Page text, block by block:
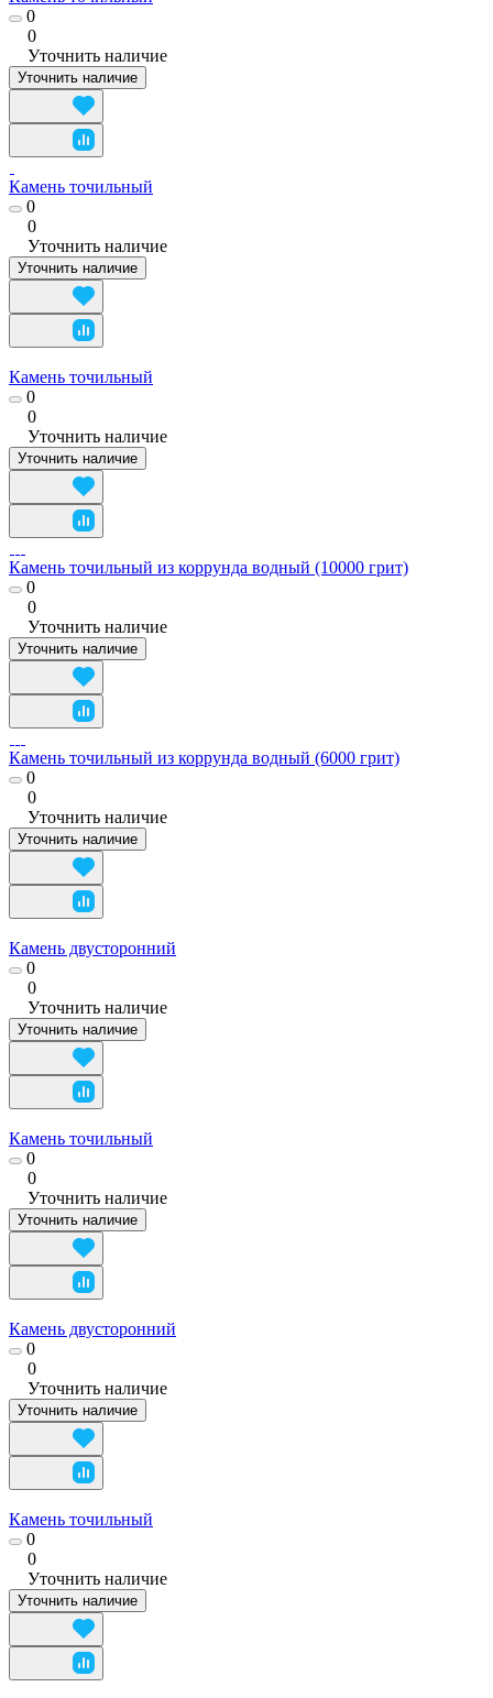
0
0
Уточнить наличие
Уточнить наличие
Камень точильный
0
0
Уточнить наличие
Уточнить наличие
Камень точильный
0
0
Уточнить наличие
Уточнить наличие
Камень точильный из коррунда водный (10000 грит)
0
0
Уточнить наличие
Уточнить наличие
Камень точильный из коррунда водный (6000 грит)
0
0
Уточнить наличие
Уточнить наличие
Камень двусторонний
0
0
Уточнить наличие
Уточнить наличие
Камень точильный
0
0
Уточнить наличие
Уточнить наличие
Камень двусторонний
0
0
Уточнить наличие
Уточнить наличие
Камень точильный
0
0
Уточнить наличие
Уточнить наличие